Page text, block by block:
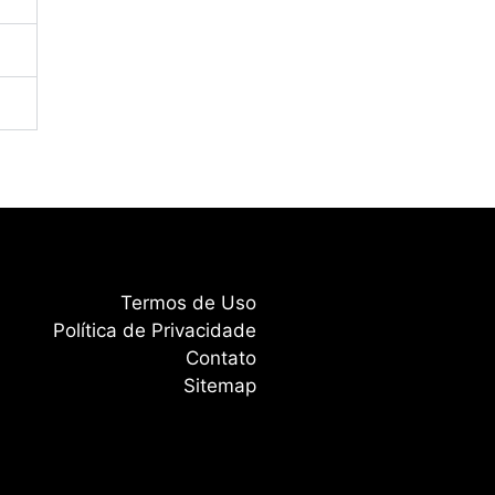
Termos de Uso
Política de Privacidade
Contato
Sitemap